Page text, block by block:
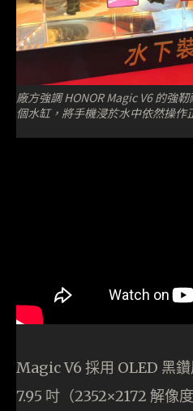
廠方強調 HONOR Magic V6 的強
個水缸，將手機浸於水中依然操作
Magic V6 採用 OLED 黑
7.95 吋（2352×2172 解像